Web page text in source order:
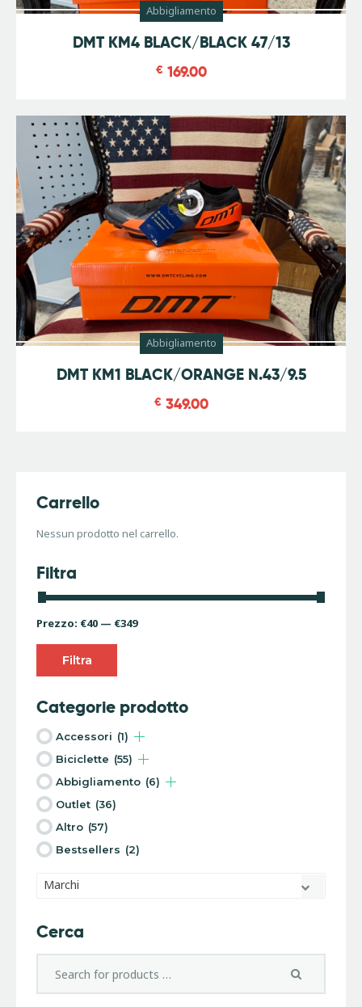
Abbigliamento
DMT KM4 BLACK/BLACK 47/13
€ 169.00
Promo
Abbigliamento
DMT KM1 BLACK/ORANGE N.43/9.5
€ 349.00
Carrello
Nessun prodotto nel carrello.
Filtra
Filtra
Prezzo: €40 — €349
Categorie prodotto
Accessori (1)
Biciclette (55)
Abbigliamento (6)
Outlet (36)
Altro (57)
Bestsellers (2)
Marchi
Cerca